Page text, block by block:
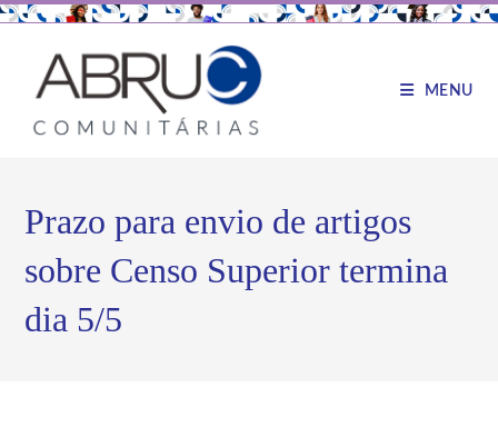
MENU
Prazo para envio de artigos
sobre Censo Superior termina
dia 5/5